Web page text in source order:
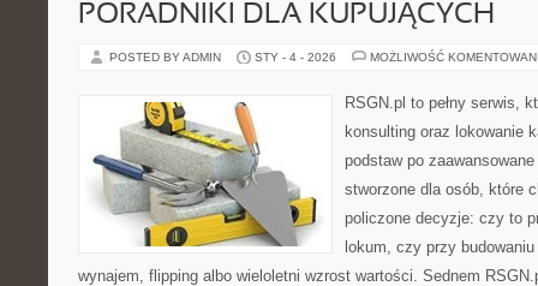
PORADNIKI DLA KUPUJĄCYCH
POSTED BY ADMIN STY - 4 - 2026 MOŻLIWOŚĆ
RSGN.pl to pełny serwis,
konsulting oraz lokowanie
podstaw po
stworzone dla osób, które
policzone decyzje: czy to
lokum, czy przy
wynajem, flipping albo wieloletni wzrost wartości. Sednem